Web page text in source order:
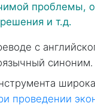
проблемы,
и т.д.
с
синоним.
проведении